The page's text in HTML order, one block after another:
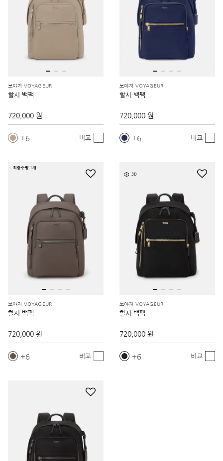
보야져 VOYAGEUR
할시 백팩
720,000 원
6 비교
보야져 VOYAGEUR
할시 백팩
720,000 원
6 비교
최종수량 1개
보야져 VOYAGEUR
할시 백팩
720,000 원
6 비교
3D
보야져 VOYAGEUR
할시 백팩
720,000 원
6 비교